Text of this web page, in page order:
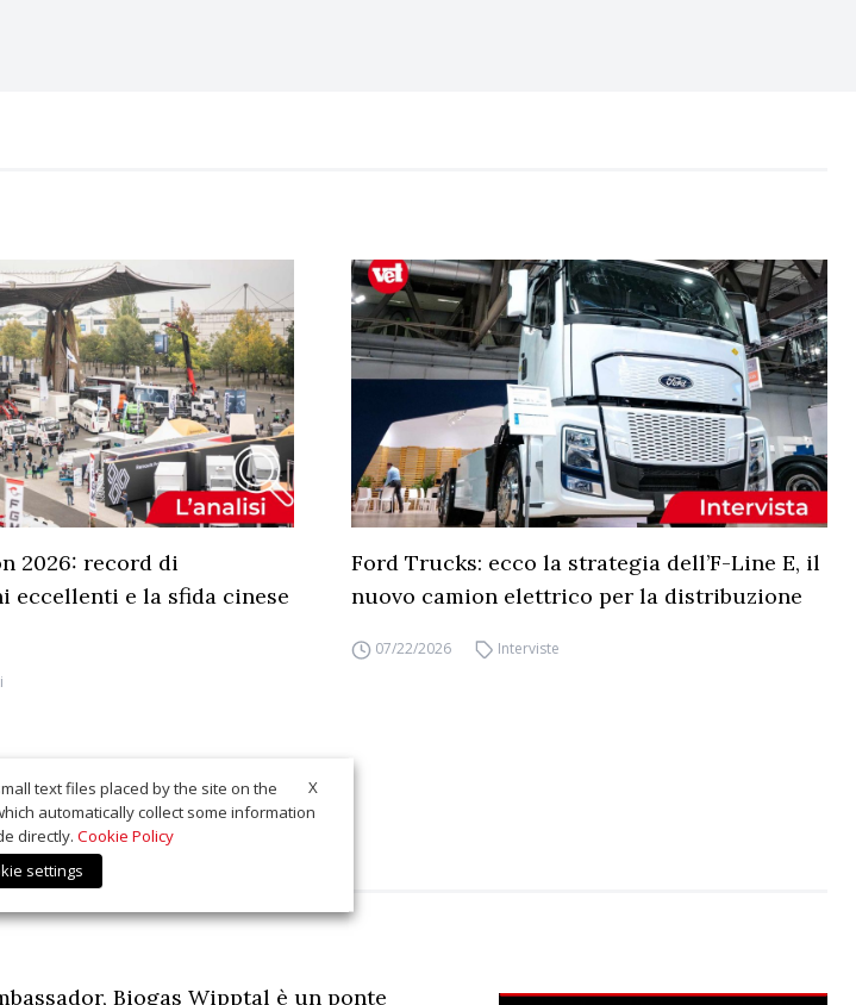
2026: record di
e la sfida cinese
Ford Trucks: ecco la strategia dell’F-Line E, il
nuovo camion elettrico per la distribuzione
07/22/2026 Interviste
Biogas Wipptal è un ponte
X
text files placed by the site on the
automatically collect some information
directly. Cookie Policy
settings